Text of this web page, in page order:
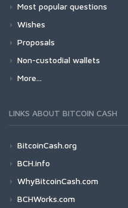
Most popular questions
Wishes
Proposals
Non-custodial wallets
More...
LINKS ABOUT BITCOIN CASH
BitcoinCash.org
BCH.info
WhyBitcoinCash.com
BCHWorks.com